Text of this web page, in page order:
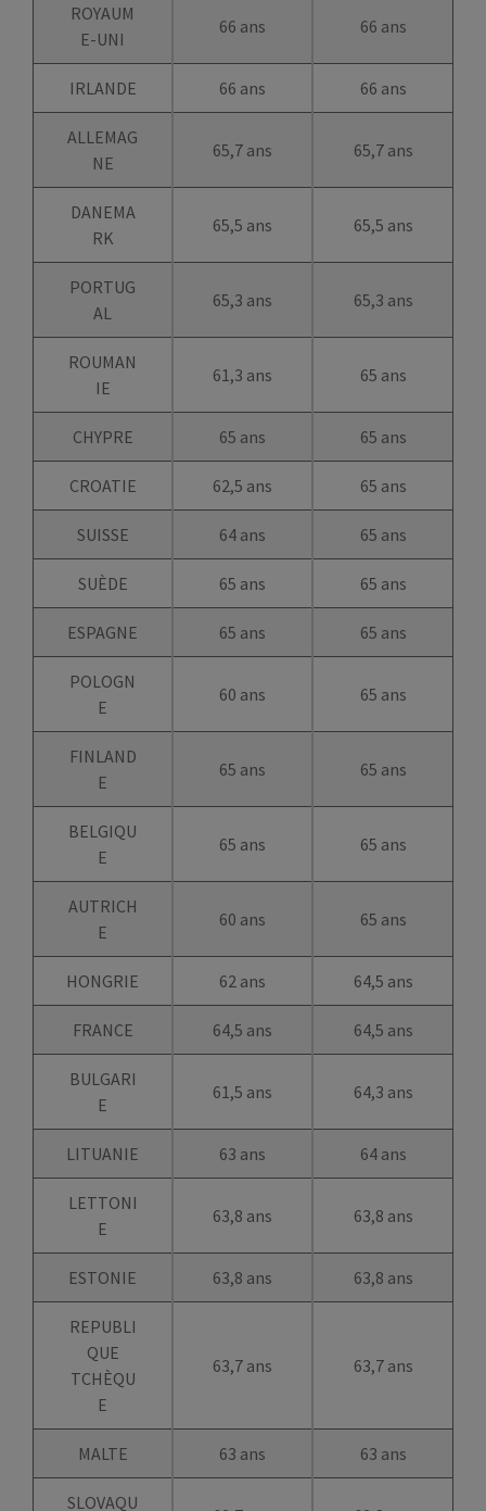
ROYAUM
E-UNI
66 ans 66 ans
IRLANDE 66 ans 66 ans
ALLEMAG
NE
65,7 ans 65,7 ans
DANEMA
RK
65,5 ans 65,5 ans
PORTUG
AL
65,3 ans 65,3 ans
ROUMAN
IE
61,3 ans 65 ans
CHYPRE 65 ans 65 ans
CROATIE 62,5 ans 65 ans
SUISSE 64 ans 65 ans
SUÈDE 65 ans 65 ans
ESPAGNE 65 ans 65 ans
POLOGN
E
60 ans 65 ans
FINLAND
E
65 ans 65 ans
BELGIQU
E
65 ans 65 ans
AUTRICH
E
60 ans 65 ans
HONGRIE 62 ans 64,5 ans
FRANCE 64,5 ans 64,5 ans
BULGARI
E
61,5 ans 64,3 ans
LITUANIE 63 ans 64 ans
LETTONI
E
63,8 ans 63,8 ans
ESTONIE 63,8 ans 63,8 ans
REPUBLI
QUE
TCHÈQU
E
63,7 ans 63,7 ans
MALTE 63 ans 63 ans
SLOVAQU